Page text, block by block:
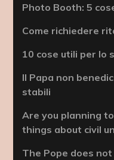
Photo Booth: 5
Come richiedere
10 cose utili per lo
Il Papa non
stabili
Are you planning
things about civil
The Pope does